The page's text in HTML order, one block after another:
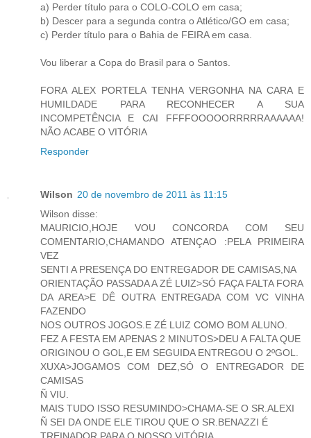
a) Perder título para o COLO-COLO em casa;
b) Descer para a segunda contra o Atlético/GO em casa;
c) Perder título para o Bahia de FEIRA em casa.
Vou liberar a Copa do Brasil para o Santos.
FORA ALEX PORTELA TENHA VERGONHA NA CARA E
HUMILDADE PARA RECONHECER A SUA
INCOMPETÊNCIA E CAI FFFFOOOOORRRRRAAAAAA!
NÃO ACABE O VITÓRIA
Responder
Wilson 20 de novembro de 2011 às 11:15
Wilson disse:
MAURICIO,HOJE VOU CONCORDA COM SEU
COMENTARIO,CHAMANDO ATENÇAO :PELA PRIMEIRA
VEZ
SENTI A PRESENÇA DO ENTREGADOR DE CAMISAS,NA
ORIENTAÇÃO PASSADA A ZÉ LUIZ>SÓ FAÇA FALTA FORA
DA AREA>E DÊ OUTRA ENTREGADA COM VC VINHA
FAZENDO
NOS OUTROS JOGOS.E ZÉ LUIZ COMO BOM ALUNO.
FEZ A FESTA EM APENAS 2 MINUTOS>DEU A FALTA QUE
ORIGINOU O GOL,E EM SEGUIDA ENTREGOU O 2ºGOL.
XUXA>JOGAMOS COM DEZ,SÓ O ENTREGADOR DE
CAMISAS
Ñ VIU.
MAIS TUDO ISSO RESUMINDO>CHAMA-SE O SR.ALEXI
Ñ SEI DA ONDE ELE TIROU QUE O SR.BENAZZI É
TREINADOR PARA O NOSSO VITÓRIA.